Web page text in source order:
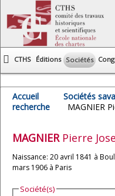
CTHS Éditions Sociétés
Accueil Sociétés
recherche
MAGNIER
MAGNIER Pierre
Naissance: 20 avril 1841 à
mars 1906 à Paris
Société(s)